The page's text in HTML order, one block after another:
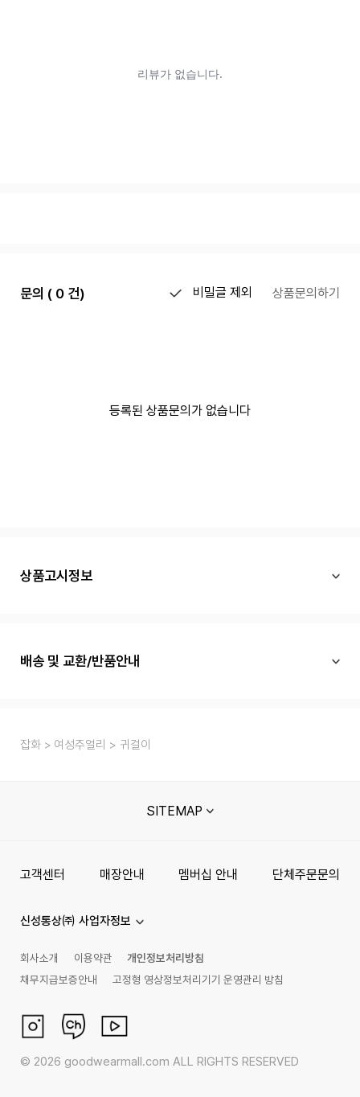
문의 ( 0 건) 비밀글 제외 상품문의하기
등록된 상품문의가 없습니다
상품고시정보
배송 및 교환/반품안내
잡화 여성주얼리 귀걸이
SITEMAP
고객센터 매장안내 멤버십 안내 단체주문문의
신성통상㈜ 사업자정보
회사소개 이용약관
개인정보처리방침
채무지급보증안내
고정형 영상정보처리기기 운영관리 방침
© 2026 goodwearmall.com ALL RIGHTS RESERVED